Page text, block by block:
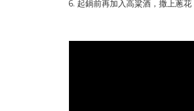
6. 起鍋前再加入高粱酒，撒上蔥